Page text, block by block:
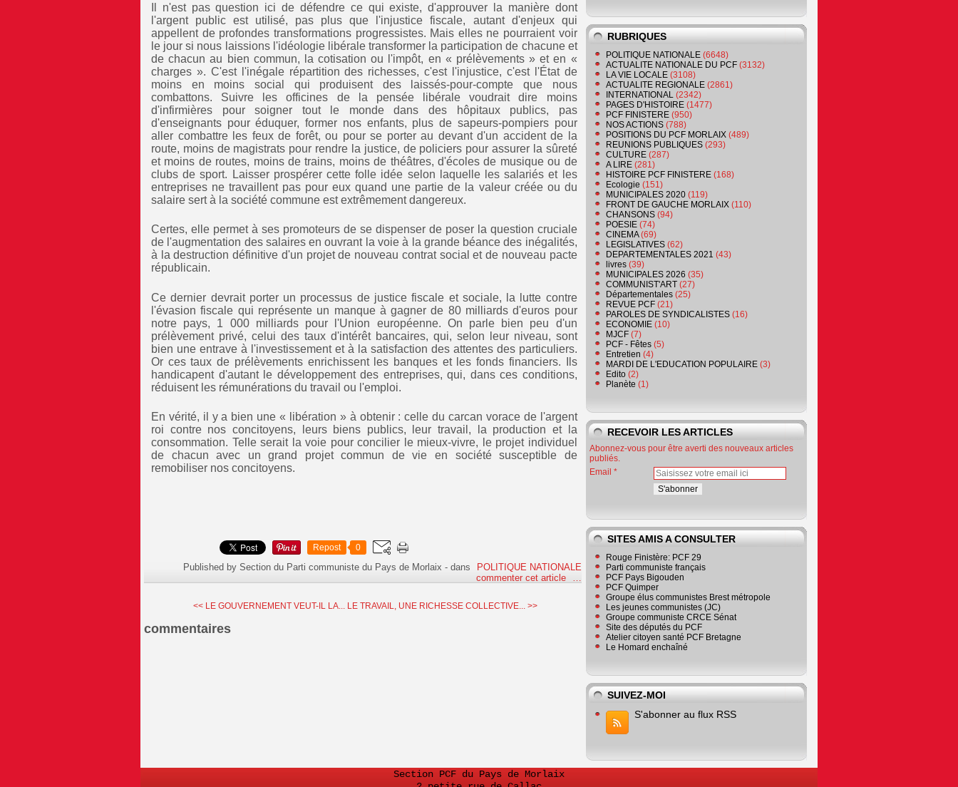
Il n'est pas question ici de défendre ce qui existe, d'approuver la manière dont
l'argent public est utilisé, pas plus que l'injustice fiscale, autant d'enjeux qui
appellent de profondes transformations progressistes. Mais elles ne pourraient voir
le jour si nous laissions l'idéologie libérale transformer la participation de chacune et
de chacun au bien commun, la cotisation ou l'impôt, en « prélèvements » et en «
charges ». C'est l'inégale répartition des richesses, c'est l'injustice, c'est l'État de
moins en moins social qui produisent des laissés-pour-compte que nous
combattons. Suivre les officines de la pensée libérale voudrait dire moins
d'infirmières pour soigner tout le monde dans des hôpitaux publics, pas
d'enseignants pour éduquer, former nos enfants, plus de sapeurs-pompiers pour
aller combattre les feux de forêt, ou pour se porter au devant d'un accident de la
route, moins de magistrats pour rendre la justice, de policiers pour assurer la sûreté
et moins de routes, moins de trains, moins de théâtres, d'écoles de musique ou de
clubs de sport. Laisser prospérer cette folle idée selon laquelle les salariés et les
entreprises ne travaillent pas pour eux quand une partie de la valeur créée ou du
salaire sert à la société commune est extrêmement dangereux.
Certes, elle permet à ses promoteurs de se dispenser de poser la question cruciale
de l'augmentation des salaires en ouvrant la voie à la grande béance des inégalités,
à la destruction définitive d'un projet de nouveau contrat social et de nouveau pacte
républicain.
Ce dernier devrait porter un processus de justice fiscale et sociale, la lutte contre
l'évasion fiscale qui représente un manque à gagner de 80 milliards d'euros pour
notre pays, 1 000 milliards pour l'Union européenne. On parle bien peu d'un
prélèvement privé, celui des taux d'intérêt bancaires, qui, selon leur niveau, sont
bien une entrave à l'investissement et à la satisfaction des attentes des particuliers.
Or ces taux de prélèvements enrichissent les banques et les fonds financiers. Ils
handicapent d'autant le développement des entreprises, qui, dans ces conditions,
réduisent les rémunérations du travail ou l'emploi.
En vérité, il y a bien une « libération » à obtenir : celle du carcan vorace de l'argent
roi contre nos concitoyens, leurs biens publics, leur travail, la production et la
consommation. Telle serait la voie pour concilier le mieux-vivre, le projet individuel
de chacun avec un grand projet commun de vie en société susceptible de
remobiliser nos concitoyens.
Repost 0
Published by Section du Parti communiste du Pays de Morlaix -dans
POLITIQUE NATIONALE
commenter cet article
<< LE GOUVERNEMENT VEUT-IL LA... LE TRAVAIL, UNE RICHESSE COLLECTIVE... >>
commentaires
RUBRIQUES
POLITIQUE NATIONALE (6648)
ACTUALITE NATIONALE DU PCF (3132)
LA VIE LOCALE (3108)
ACTUALITE REGIONALE (2861)
INTERNATIONAL (2342)
PAGES D'HISTOIRE (1477)
PCF FINISTERE (950)
NOS ACTIONS (788)
POSITIONS DU PCF MORLAIX (489)
REUNIONS PUBLIQUES (293)
CULTURE (287)
A LIRE (281)
HISTOIRE PCF FINISTERE (168)
Ecologie (151)
MUNICIPALES 2020 (119)
FRONT DE GAUCHE MORLAIX (110)
CHANSONS (94)
POESIE (74)
CINEMA(69)
LEGISLATIVES (62)
DEPARTEMENTALES 2021 (43)
livres (39)
MUNICIPALES 2026 (35)
COMMUNIST'ART (27)
Départementales (25)
REVUE PCF (21)
PAROLES DE SYNDICALISTES (16)
ECONOMIE (10)
MJCF (7)
PCF - Fêtes (5)
Entretien (4)
MARDI DE L'EDUCATION POPULAIRE (3)
Edito (2)
Planète (1)
RECEVOIR LES ARTICLES
Abonnez-vous pour être averti des nouveaux articles
publiés.
Email
SITES AMIS A CONSULTER
Rouge Finistère: PCF 29
Parti communiste français
PCF Pays Bigouden
PCF Quimper
Groupe élus communistes Brest métropole
Les jeunes communistes (JC)
Groupe communiste CRCE Sénat
Site des députés du PCF
Atelier citoyen santé PCF Bretagne
Le Homard enchaîné
SUIVEZ-MOI
S'abonner au flux RSS
Section PCF du Pays de Morlaix